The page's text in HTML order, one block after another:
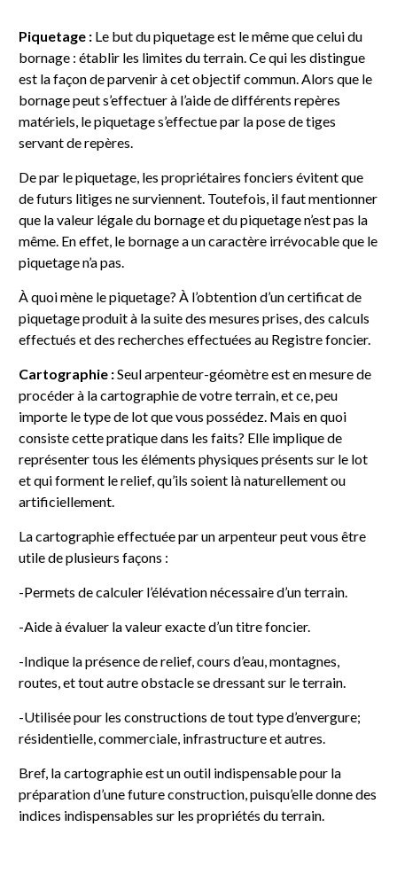
Piquetage : Le but du piquetage est le même que celui du
bornage : établir les limites du terrain. Ce qui les distingue
est la façon de parvenir à cet objectif commun. Alors que le
bornage peut s’effectuer à l’aide de différents repères
matériels, le piquetage s’effectue par la pose de tiges
servant de repères.
De par le piquetage, les propriétaires fonciers évitent que
de futurs litiges ne surviennent. Toutefois, il faut mentionner
que la valeur légale du bornage et du piquetage n’est pas la
même. En effet, le bornage a un caractère irrévocable que le
piquetage n’a pas.
À quoi mène le piquetage? À l’obtention d’un certificat de
piquetage produit à la suite des mesures prises, des calculs
effectués et des recherches effectuées au Registre foncier.
Cartographie :Seul arpenteur-géomètre est en mesure de
procéder à la cartographie de votre terrain, et ce, peu
importe le type de lot que vous possédez. Mais en quoi
consiste cette pratique dans les faits? Elle implique de
représenter tous les éléments physiques présents sur le lot
et qui forment le relief, qu’ils soient là naturellement ou
artificiellement.
La cartographie effectuée par un arpenteur peut vous être
utile de plusieurs façons :
-Permets de calculer l’élévation nécessaire d’un terrain.
-Aide à évaluer la valeur exacte d’un titre foncier.
-Indique la présence de relief, cours d’eau, montagnes,
routes, et tout autre obstacle se dressant sur le terrain.
-Utilisée pour les constructions de tout type d’envergure;
résidentielle, commerciale, infrastructure et autres.
Bref, la cartographie est un outil indispensable pour la
préparation d’une future construction, puisqu’elle donne des
indices indispensables sur les propriétés du terrain.